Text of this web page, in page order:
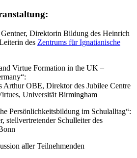
Direktorin Bildung des Heinrich
des Zentrums für Ignatianische
Virtue Formation in the UK –
Arthur OBE, Direktor des Jubilee Centre
Universität Birmingham
Persönlichkeitsbildung im Schulalltag“:
stellvertretender Schulleiter des
aller Teilnehmenden